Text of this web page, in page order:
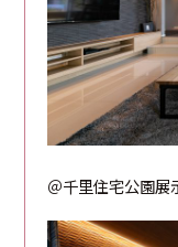
＠千里住宅公園展